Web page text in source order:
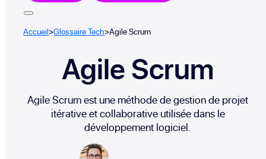
Accueil>Glossaire Tech>Agile Scrum
Agile Scrum
Agile Scrum est une méthode de gestion de projet
itérative et collaborative utilisée dans le
développement logiciel.